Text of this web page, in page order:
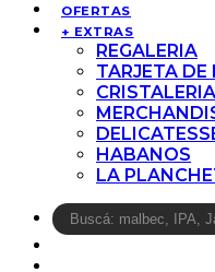
OFERTAS
+ EXTRAS
REGALERIA
TARJETA DE
CRISTALERIA
HABANOS
LA